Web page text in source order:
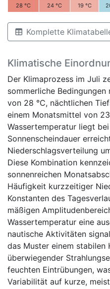
28 °C 24 °C 19 °C
Komplette
Klimatische
Der Klimaprozess im Juli
sommerliche
von 28 °C, nächtlichen
einem Monatsmittel von
Wassertemperatur liegt
Sonnenscheindauer
Niederschlagsverteilung
Diese Kombination
sonnenreichen
Häufigkeit kurzzeitiger
Konstanten des
mäßigen
Wassertemperatur eine
nautische Aktivitäten
das Muster einem
überwiegender
feuchten Eintrübungen,
Variabilität auf kurze,